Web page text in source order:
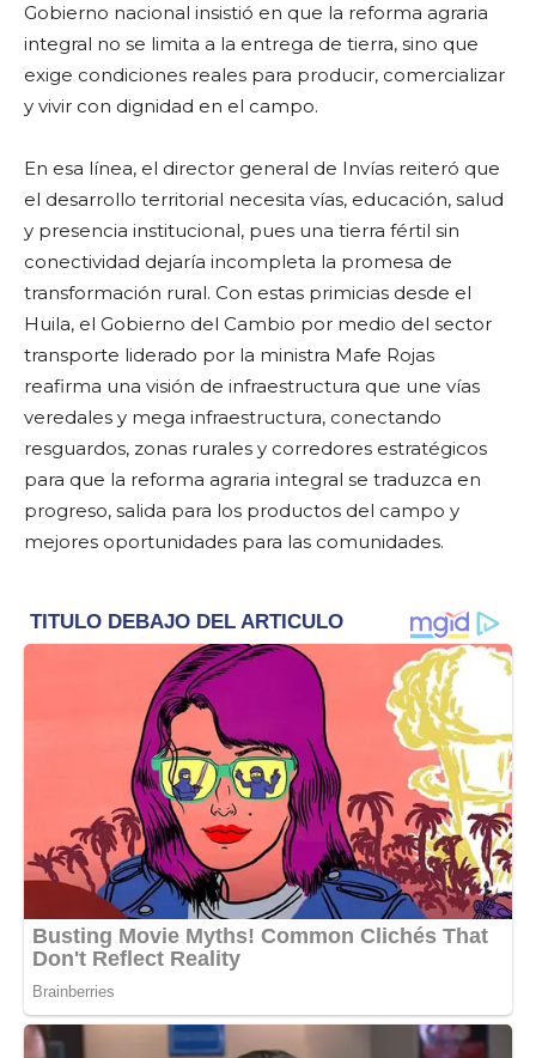
Gobierno nacional insistió en que la reforma agraria
integral no se limita a la entrega de tierra, sino que
exige condiciones reales para producir, comercializar
y vivir con dignidad en el campo.
En esa línea, el director general de Invías reiteró que
el desarrollo territorial necesita vías, educación, salud
y presencia institucional, pues una tierra fértil sin
conectividad dejaría incompleta la promesa de
transformación rural. Con estas primicias desde el
Huila, el Gobierno del Cambio por medio del sector
transporte liderado por la ministra Mafe Rojas
reafirma una visión de infraestructura que une vías
veredales y mega infraestructura, conectando
resguardos, zonas rurales y corredores estratégicos
para que la reforma agraria integral se traduzca en
progreso, salida para los productos del campo y
mejores oportunidades para las comunidades.